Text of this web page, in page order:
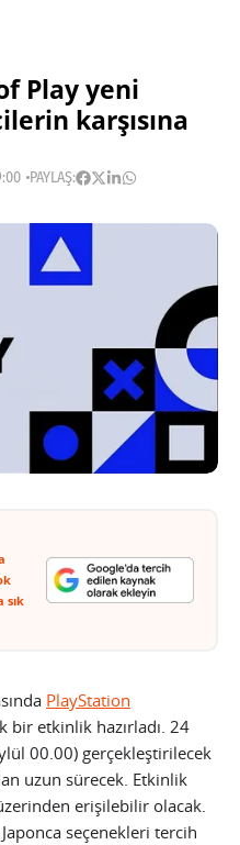
Play yeni
karşısına
PAYLAŞ:
sık
PlayStation
bir etkinlik hazırladı. 24
00.00) gerçekleştirilecek
uzun sürecek. Etkinlik
erişilebilir olacak.
seçenekleri tercih